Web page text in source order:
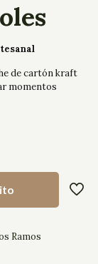
de cartón kraft
momentos
Ramos